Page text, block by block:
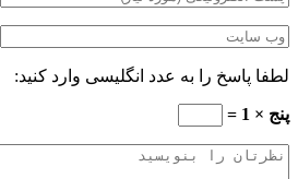
لطفا پاسخ را به عدد انگلیسی وارد کنید:
پنج × 1 =